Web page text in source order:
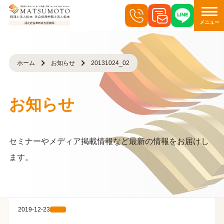
メニュー
ホーム お知らせ 20131024_02
お知らせ
セミナーやメディア掲載情報など最新の情報をお届けし
ます。
2019-12-23